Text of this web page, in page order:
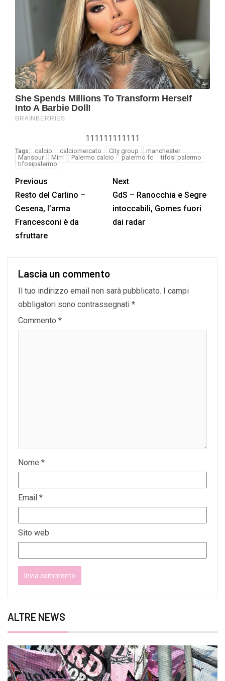
111111111111
Tags: calcio calciomercato City group
manchester
Mansour
Mirri Palermo calcio palermo fc
tifosi palermo
tifosipalermo
Previous
Resto del Carlino –
Cesena, l’arma
Francesconi è da
sfruttare
Next
GdS – Ranocchia e Segre
intoccabili, Gomes fuori
dai radar
Lascia un commento
Il tuo indirizzo email non sarà pubblicato.
I campi
obbligatori sono contrassegnati *
Commento *
Nome *
Email *
Sito web
ALTRE NEWS